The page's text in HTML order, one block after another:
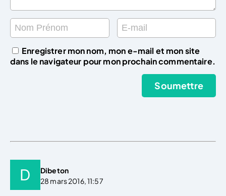
Enregistrer mon nom, mon e-mail et mon site
dans le navigateur pour mon prochain commentaire.
Dibeton
28 mars 2016, 11:57